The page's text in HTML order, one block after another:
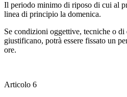
Il periodo minimo di riposo di cui al
linea di principio la domenica.
Se condizioni oggettive, tecniche o
giustificano, potrà essere fissato un
ore.
Articolo 6